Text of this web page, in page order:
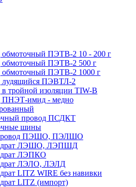
обмоточный ПЭТВ-2 10 - 200 г
обмоточный ПЭТВ-2 500 г
обмоточный ПЭТВ-2 1000 г
лудящийся ПЭВТЛ-2
тройной изоляции TIW-B
ПНЭТ-имид - медно
провод ПСДКТ
шины
ПЭШО, ПЭЛШО
ЛЭШО, ЛЭПШД
ЛЭПКО
ЛЭЛО, ЛЭЛД
LITZ WIRE без навивки
LITZ (импорт)